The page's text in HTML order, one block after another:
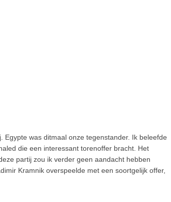
was ditmaal onze tegenstander. Ik beleefde
die een interessant torenoffer bracht. Het
partij zou ik verder geen aandacht hebben
Kramnik overspeelde met een soortgelijk offer,